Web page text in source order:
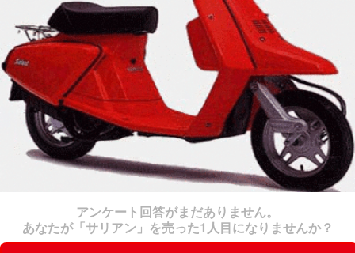
アンケート回答がまだありません。
あなたが「サリアン」を売った1人目になりませんか？